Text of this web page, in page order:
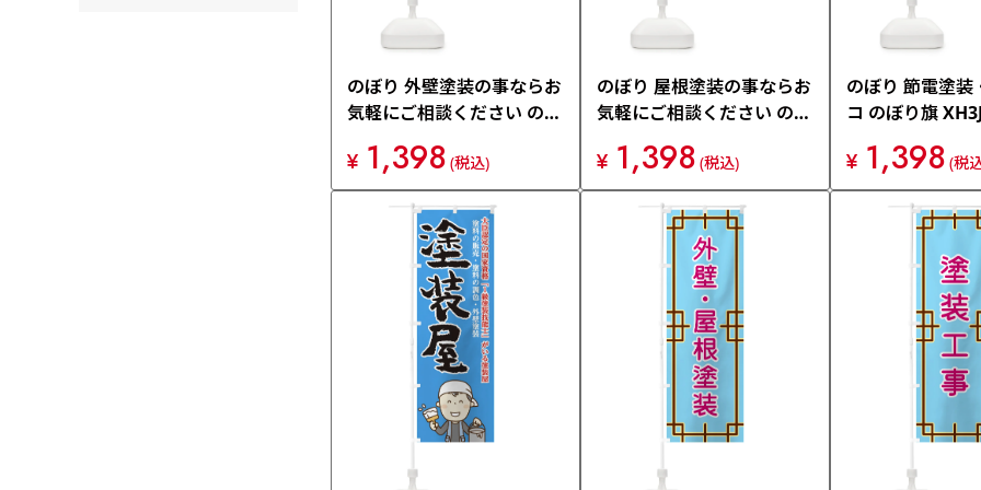
のぼり 外壁塗装の事ならお
気軽にご相談ください のぼ
¥ 1,398 (税込)
のぼり 屋根塗装の事ならお
気軽にご相談ください のぼ
¥ 1,398 (税込)
のぼり 節電塗装
コ のぼり旗
¥ 1,398 (税